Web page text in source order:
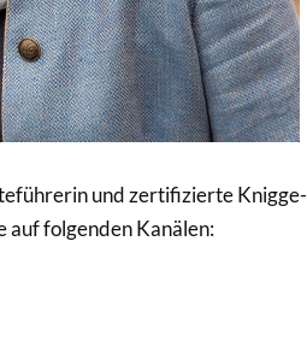
und zertifizierte Knigge-
auf folgenden Kanälen: